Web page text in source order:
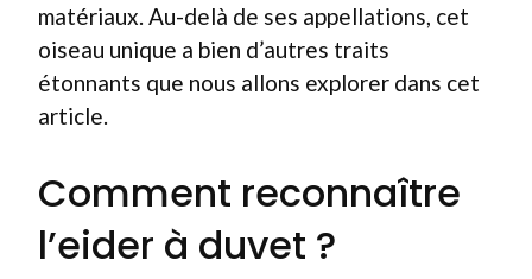
matériaux. Au-delà de ses appellations, cet
oiseau unique a bien d’autres traits
étonnants que nous allons explorer dans cet
article.
Comment reconnaître
l’eider à duvet ?